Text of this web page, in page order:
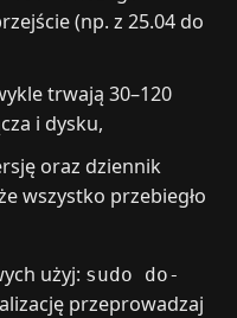
(np. z 25.04 do
trwają 30–120
i dysku,
oraz dziennik
wszystko przebiegło
użyj: sudo do-
przeprowadzaj